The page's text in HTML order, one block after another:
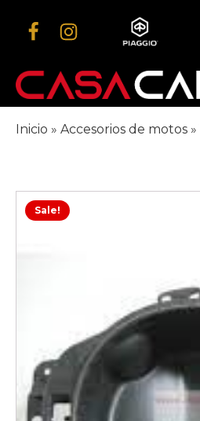
Inicio » Accesorios de motos »
Sale!